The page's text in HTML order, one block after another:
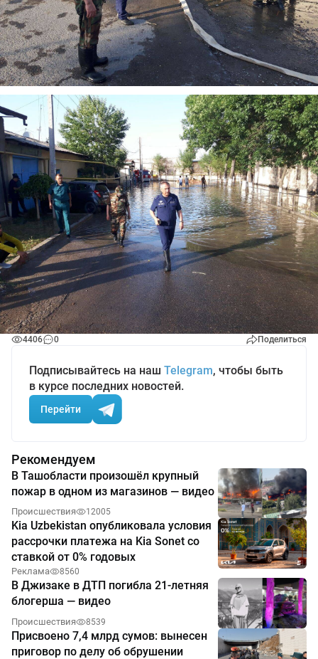
4406 0 Поделиться
Подписывайтесь на наш Telegram, чтобы быть
в курсе последних новостей.
Перейти
Рекомендуем
В Ташобласти произошёл крупный
пожар в одном из магазинов — видео
Происшествия 12005
Kia Uzbekistan опубликовала условия
рассрочки платежа на Kia Sonet со
ставкой от 0% годовых
Реклама 8560
В Джизаке в ДТП погибла 21-летняя
блогерша — видео
Происшествия 8539
Присвоено 7,4 млрд сумов: вынесен
приговор по делу об обрушении